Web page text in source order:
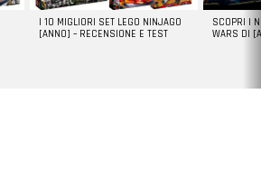
I 10 MIGLIORI SET LEGO NINJAGO
[ANNO] – RECENSIONE E TEST
SCOPRI I
WARS DI